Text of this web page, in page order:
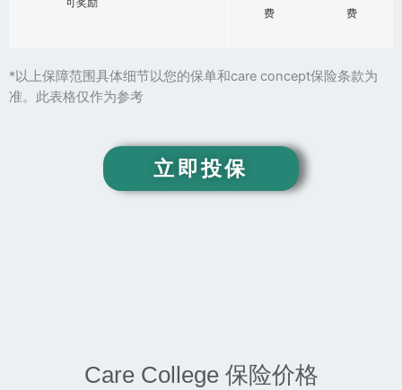
费
费
*以上保障范围具体细节以您的保单和care concept保险条款为
准。此表格仅作为参考
立即投保
Care College 保险价格